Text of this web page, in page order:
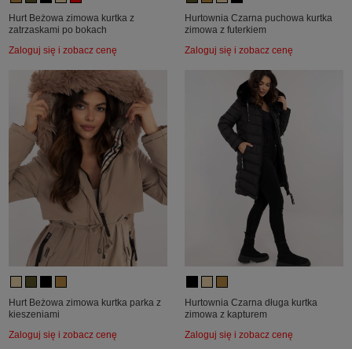
Hurt Beżowa zimowa kurtka z
zatrzaskami po bokach
Zaloguj się i zobacz cenę
Hurtownia Czarna puchowa kurtka
zimowa z futerkiem
Zaloguj się i zobacz cenę
Hurt Beżowa zimowa kurtka parka z
kieszeniami
Zaloguj się i zobacz cenę
Hurtownia Czarna długa kurtka
zimowa z kapturem
Zaloguj się i zobacz cenę